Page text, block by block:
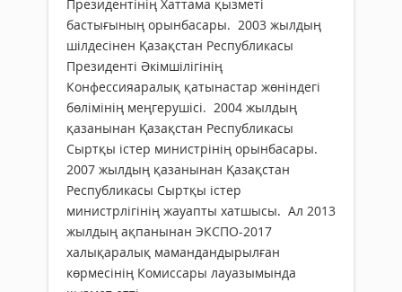
Президентінің Хаттама қызметі
бастығының орынбасары. 2003 жылдың
шілдесінен Қазақстан Республикасы
Президенті Әкімшілігінің
Конфессияаралық қатынастар жөніндегі
бөлімінің меңгерушісі. 2004 жылдың
қазанынан Қазақстан Республикасы
Сыртқы істер министрінің орынбасары.
2007 жылдың қазанынан Қазақстан
Республикасы Сыртқы істер
министрлігінің жауапты хатшысы. Ал 2013
жылдың ақпанынан ЭКСПО-2017
халықаралық мамандандырылған
көрмесінің Комиссары лауазымында